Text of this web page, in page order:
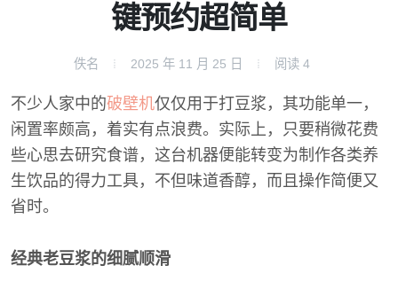
键预约超简单
佚名 2025 年 11 月 25 日 阅读 4
不少人家中的破壁机仅仅用于打豆浆，其功能单一，
闲置率颇高，着实有点浪费。实际上，只要稍微花费
些心思去研究食谱，这台机器便能转变为制作各类养
生饮品的得力工具，不但味道香醇，而且操作简便又
省时。
经典老豆浆的细腻顺滑